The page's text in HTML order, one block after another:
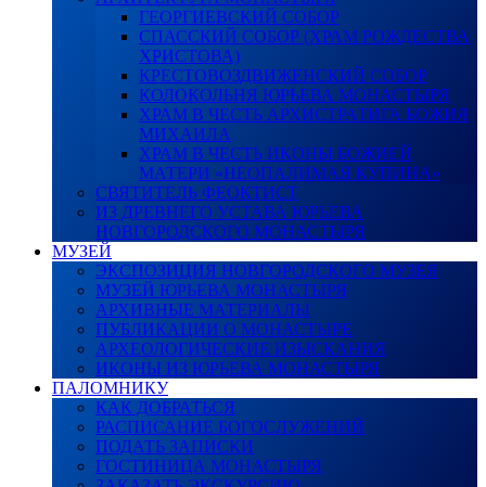
ГЕОРГИЕВСКИЙ СОБОР
СПАССКИЙ СОБОР (ХРАМ РОЖДЕСТВА
ХРИСТОВА)
КРЕСТОВОЗДВИЖЕНСКИЙ СОБОР
КОЛОКОЛЬНЯ ЮРЬЕВА МОНАСТЫРЯ
ХРАМ В ЧЕСТЬ АРХИСТРАТИГА БОЖИЯ
МИХАИЛА
ХРАМ В ЧЕСТЬ ИКОНЫ БОЖИЕЙ
МАТЕРИ «НЕОПАЛИМАЯ КУПИНА»
СВЯТИТЕЛЬ ФЕОКТИСТ
ИЗ ДРЕВНЕГО УСТАВА ЮРЬЕВА
НОВГОРОДСКОГО МОНАСТЫРЯ
МУЗЕЙ
ЭКСПОЗИЦИЯ НОВГОРОДСКОГО МУЗЕЯ
МУЗЕЙ ЮРЬЕВА МОНАСТЫРЯ
АРХИВНЫЕ МАТЕРИАЛЫ
ПУБЛИКАЦИИ О МОНАСТЫРЕ
АРХЕОЛОГИЧЕСКИЕ ИЗЫСКАНИЯ
ИКОНЫ ИЗ ЮРЬЕВА МОНАСТЫРЯ
ПАЛОМНИКУ
КАК ДОБРАТЬСЯ
РАСПИСАНИЕ БОГОСЛУЖЕНИЙ
ПОДАТЬ ЗАПИСКИ
ГОСТИНИЦА МОНАСТЫРЯ